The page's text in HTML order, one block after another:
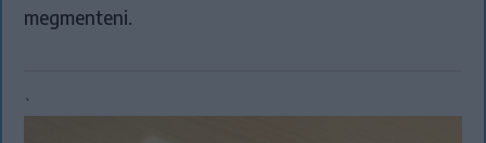
megmenteni.
`